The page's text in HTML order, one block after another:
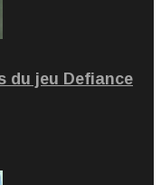
du jeu Defiance